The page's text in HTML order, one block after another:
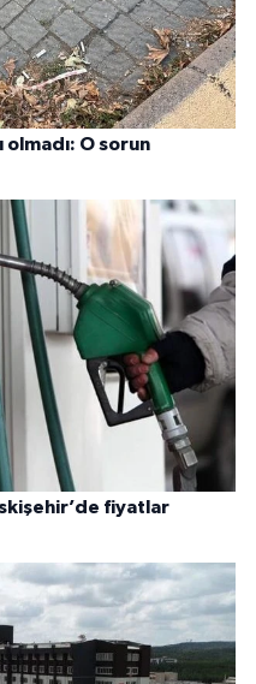
olmadı: O sorun
fiyatlar